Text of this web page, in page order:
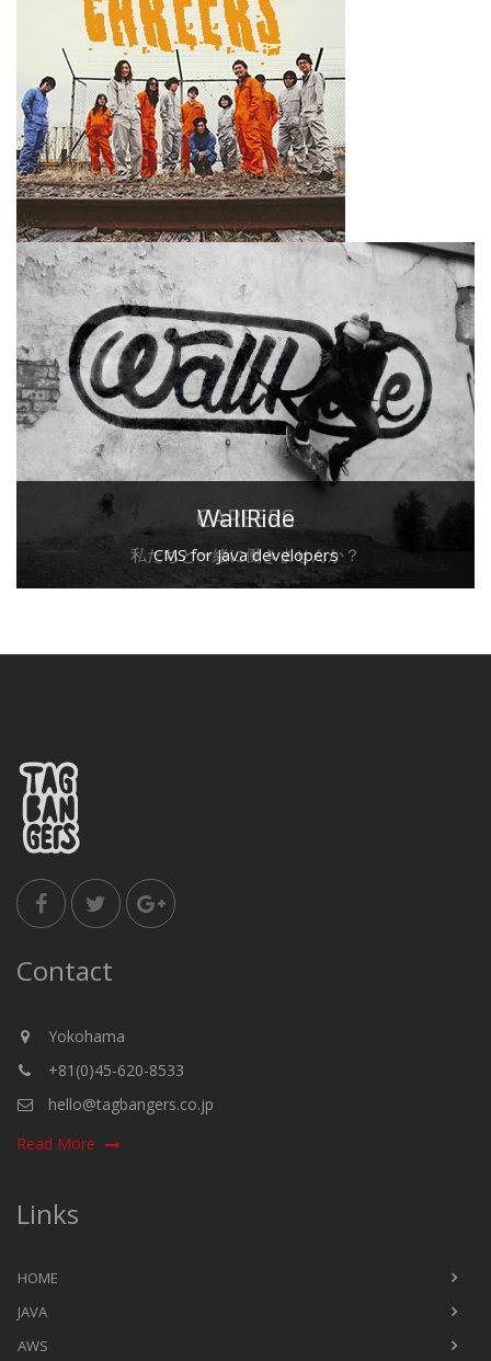
CAREERS
私たちと一緒に働きませんか？
WallRide
CMS for Java developers
Contact
Yokohama
+81(0)45-620-8533
hello@tagbangers.co.jp
Read More
Links
HOME
JAVA
AWS